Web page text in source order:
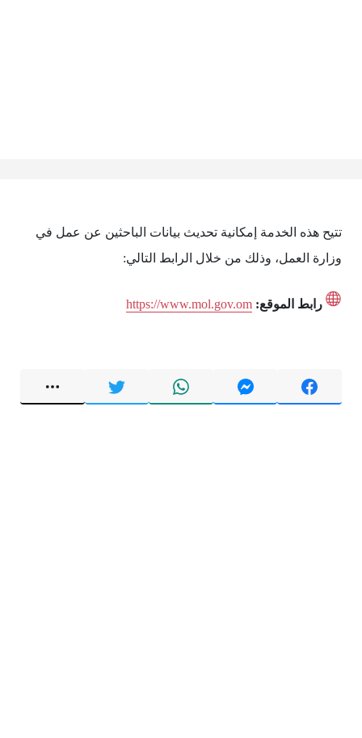
تتيح هذه الخدمة إمكانية تحديث بيانات الباحثين عن عمل في
وزارة العمل، وذلك من خلال الرابط التالي:
رابط الموقع: https://www.mol.gov.om